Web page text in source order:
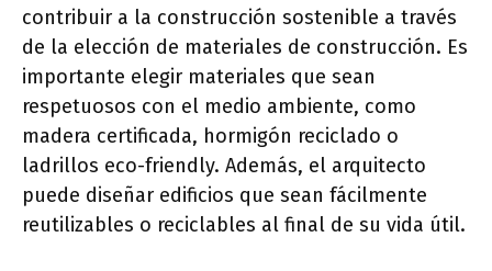
contribuir a la construcción sostenible a través
de la elección de materiales de construcción. Es
importante elegir materiales que sean
respetuosos con el medio ambiente, como
madera certificada, hormigón reciclado o
ladrillos eco-friendly. Además, el arquitecto
puede diseñar edificios que sean fácilmente
reutilizables o reciclables al final de su vida útil.